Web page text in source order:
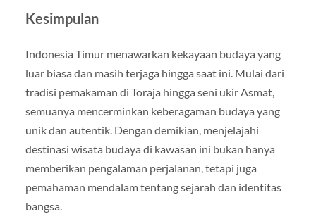
Kesimpulan
Indonesia Timur menawarkan kekayaan budaya yang
luar biasa dan masih terjaga hingga saat ini. Mulai dari
tradisi pemakaman di Toraja hingga seni ukir Asmat,
semuanya mencerminkan keberagaman budaya yang
unik dan autentik. Dengan demikian, menjelajahi
destinasi wisata budaya di kawasan ini bukan hanya
memberikan pengalaman perjalanan, tetapi juga
pemahaman mendalam tentang sejarah dan identitas
bangsa.